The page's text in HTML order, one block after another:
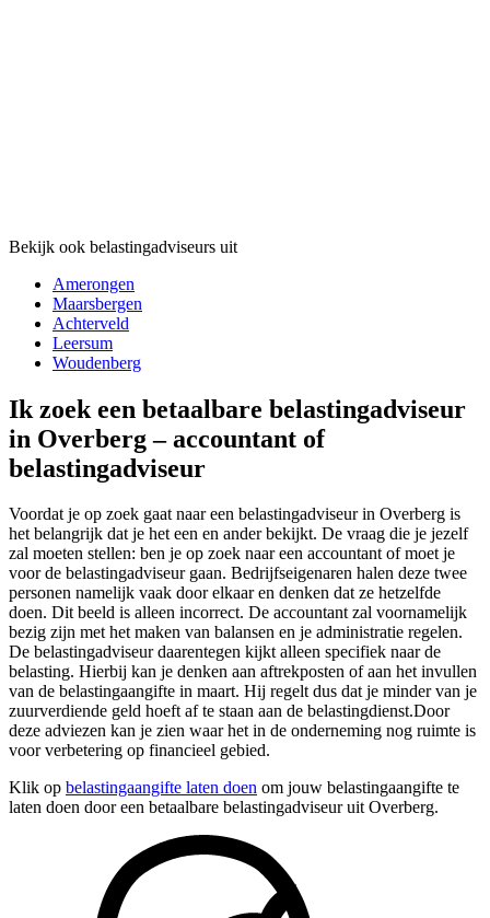
Bekijk ook belastingadviseurs uit
Amerongen
Maarsbergen
Achterveld
Leersum
Woudenberg
Ik zoek een betaalbare belastingadviseur
in Overberg – accountant of
belastingadviseur
Voordat je op zoek gaat naar een belastingadviseur in Overberg is
het belangrijk dat je het een en ander bekijkt. De vraag die je jezelf
zal moeten stellen: ben je op zoek naar een accountant of moet je
voor de belastingadviseur gaan. Bedrijfseigenaren halen deze twee
personen namelijk vaak door elkaar en denken dat ze hetzelfde
doen. Dit beeld is alleen incorrect. De accountant zal voornamelijk
bezig zijn met het maken van balansen en je administratie regelen.
De belastingadviseur daarentegen kijkt alleen specifiek naar de
belasting. Hierbij kan je denken aan aftrekposten of aan het invullen
van de belastingaangifte in maart. Hij regelt dus dat je minder van je
zuurverdiende geld hoeft af te staan aan de belastingdienst.Door
deze adviezen kan je zien waar het in de onderneming nog ruimte is
voor verbetering op financieel gebied.
Klik op belastingaangifte laten doen om jouw belastingaangifte te
laten doen door een betaalbare belastingadviseur uit Overberg.